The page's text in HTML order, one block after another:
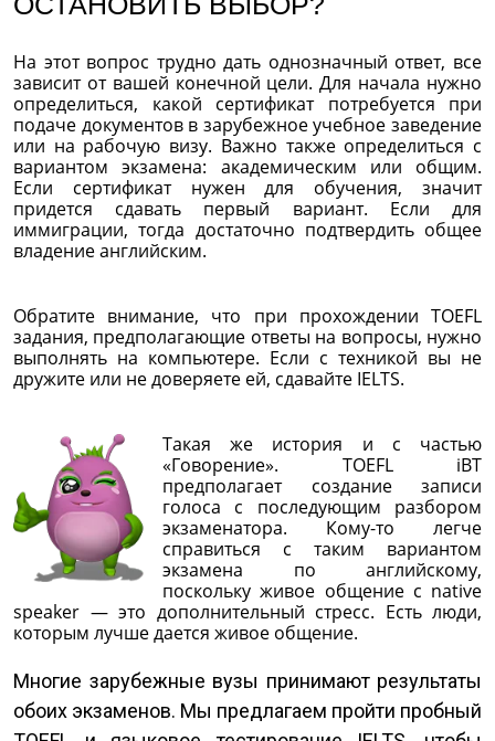
На этот вопрос трудно дать однозначный ответ, все
зависит от вашей конечной цели. Для начала нужно
определиться, какой сертификат потребуется при
подаче документов в зарубежное учебное заведение
или на рабочую визу. Важно также определиться с
вариантом экзамена: академическим или общим.
Если сертификат нужен для обучения, значит
придется сдавать первый вариант. Если для
иммиграции, тогда достаточно подтвердить общее
владение английским.
Обратите внимание, что при прохождении TOEFL
задания, предполагающие ответы на вопросы, нужно
выполнять на компьютере. Если с техникой вы не
дружите или не доверяете ей, сдавайте IELTS.
Такая же история и с частью
«Говорение». TOEFL iBT
предполагает создание записи
голоса с последующим разбором
экзаменатора. Кому-то легче
справиться с таким вариантом
экзамена по английскому,
поскольку живое общение с native
speaker — это дополнительный стресс. Есть люди,
которым лучше дается живое общение.
Многие зарубежные вузы принимают результаты
обоих экзаменов. Мы предлагаем пройти пробный